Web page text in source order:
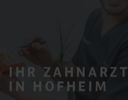
IHR ZAHNARZT
IN HOFHEIM